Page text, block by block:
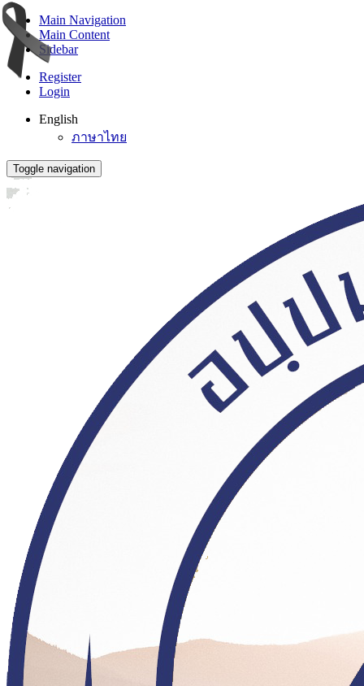
Main Navigation
Main Content
Sidebar
Register
Login
English
ภาษาไทย
Toggle navigation